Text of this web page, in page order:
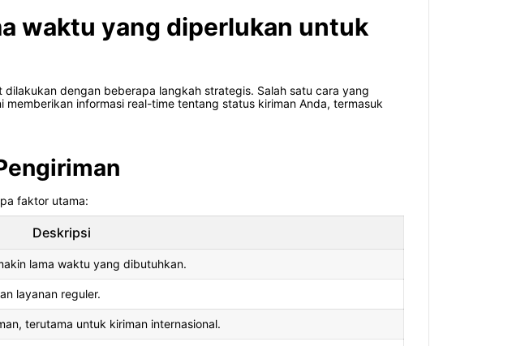
waktu yang diperlukan untuk
dengan beberapa langkah strategis. Salah satu cara yang
informasi real-time tentang status kiriman Anda, termasuk
faktor utama:
Deskripsi
lama waktu yang dibutuhkan.
layanan reguler.
terutama untuk kiriman internasional.